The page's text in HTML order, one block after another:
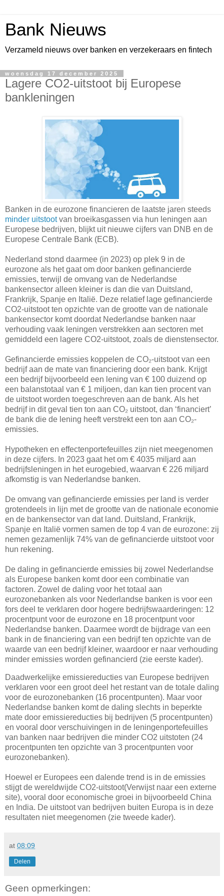
Bank Nieuws
Verzameld nieuws over banken en verzekeraars en fintech
woensdag 17 december 2025
Lagere CO2-uitstoot bij Europese
bankleningen
Banken in de eurozone financieren de laatste jaren steeds
minder uitstootvan broeikasgassen via hun leningen aan
Europese bedrijven, blijkt uit nieuwe cijfers van DNB en de
Europese Centrale Bank (ECB).
Nederland stond daarmee (in 2023) op plek 9 in de
eurozone als het gaat om door banken gefinancierde
emissies, terwijl de omvang van de Nederlandse
bankensector alleen kleiner is dan die van Duitsland,
Frankrijk, Spanje en Italië. Deze relatief lage gefinancierde
CO2-uitstoot ten opzichte van de grootte van de nationale
bankensector komt doordat Nederlandse banken naar
verhouding vaak leningen verstrekken aan sectoren met
gemiddeld een lagere CO2-uitstoot, zoals de dienstensector.
Gefinancierde emissies koppelen de CO₂-uitstoot van een
bedrijf aan de mate van financiering door een bank. Krijgt
een bedrijf bijvoorbeeld een lening van € 100 duizend op
een balanstotaal van € 1 miljoen, dan kan tien procent van
de uitstoot worden toegeschreven aan de bank. Als het
bedrijf in dit geval tien ton aan CO₂ uitstoot, dan ‘financiert’
de bank die de lening heeft verstrekt een ton aan CO₂-
emissies.
Hypotheken en effectenportefeuilles zijn niet meegenomen
in deze cijfers. In 2023 gaat het om € 4035 miljard aan
bedrijfsleningen in het eurogebied, waarvan € 226 miljard
afkomstig is van Nederlandse banken.
De omvang van gefinancierde emissies per land is verder
grotendeels in lijn met de grootte van de nationale economie
en de bankensector van dat land. Duitsland, Frankrijk,
Spanje en Italië vormen samen de top 4 van de eurozone: zij
nemen gezamenlijk 74% van de gefinancierde uitstoot voor
hun rekening.
De daling in gefinancierde emissies bij zowel Nederlandse
als Europese banken komt door een combinatie van
factoren. Zowel de daling voor het totaal aan
eurozonebanken als voor Nederlandse banken is voor een
fors deel te verklaren door hogere bedrijfswaarderingen: 12
procentpunt voor de eurozone en 18 procentpunt voor
Nederlandse banken. Daarmee wordt de bijdrage van een
bank in de financiering van een bedrijf ten opzichte van de
waarde van een bedrijf kleiner, waardoor er naar verhouding
minder emissies worden gefinancierd (zie eerste kader).
Daadwerkelijke emissiereducties van Europese bedrijven
verklaren voor een groot deel het restant van de totale daling
voor de eurozonebanken (16 procentpunten). Maar voor
Nederlandse banken komt de daling slechts in beperkte
mate door emissiereducties bij bedrijven (5 procentpunten)
en vooral door verschuivingen in de leningenportefeuilles
van banken naar bedrijven die minder CO2 uitstoten (24
procentpunten ten opzichte van 3 procentpunten voor
eurozonebanken).
Hoewel er Europees een dalende trend is in de emissies
stijgt de wereldwijde CO2-uitstoot(Verwijst naar een externe
site), vooral door economische groei in bijvoorbeeld China
en India. De uitstoot van bedrijven buiten Europa is in deze
resultaten niet meegenomen (zie tweede kader).
at 08:09
Delen
Geen opmerkingen: